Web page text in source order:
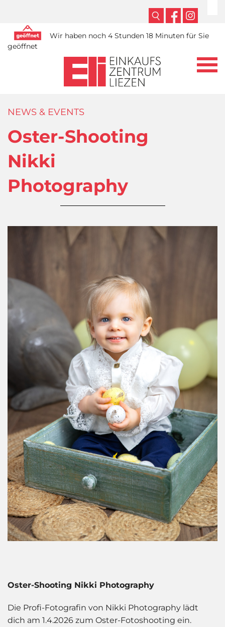
Wir haben noch 4 Stunden 18 Minuten für Sie
geöffnet
NEWS & EVENTS
Oster-Shooting
Nikki
Photography
Oster-Shooting Nikki Photography
Die Profi-Fotografin von Nikki Photography lädt
dich am 1.4.2026 zum Oster-Fotoshooting ein.